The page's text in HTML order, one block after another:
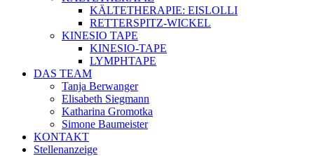
KÄLTETHERAPIE: EISLOLLI
RETTERSPITZ-WICKEL
KINESIO TAPE
KINESIO-TAPE
LYMPHTAPE
DAS TEAM
Tanja Berwanger
Elisabeth Siegmann
Katharina Gromotka
Simone Baumeister
KONTAKT
Stellenanzeige